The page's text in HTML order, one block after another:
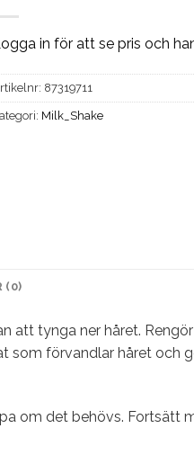
in för att se pris och
87319711
Milk_Shake
(0)
att tynga ner håret.
som förvandlar håret och
om det behövs. Fortsätt